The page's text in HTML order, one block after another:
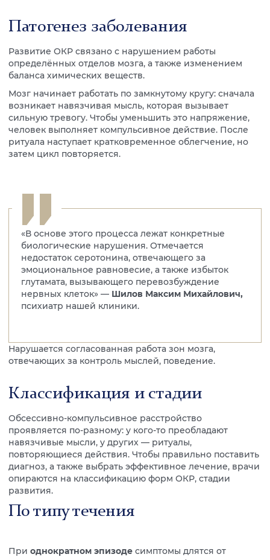
Патогенез заболевания
Развитие ОКР связано с нарушением работы
определённых отделов мозга, а также изменением
баланса химических веществ.
Мозг начинает работать по замкнутому кругу: сначала
возникает навязчивая мысль, которая вызывает
сильную тревогу. Чтобы уменьшить это напряжение,
человек выполняет компульсивное действие. После
ритуала наступает кратковременное облегчение, но
затем цикл повторяется.
«В основе этого процесса лежат конкретные
биологические нарушения. Отмечается
недостаток серотонина, отвечающего за
эмоциональное равновесие, а также избыток
глутамата, вызывающего перевозбуждение
нервных клеток» — Шилов Максим Михайлович,
психиатр нашей клиники.
Нарушается согласованная работа зон мозга,
отвечающих за контроль мыслей, поведение.
Классификация и стадии
Обсессивно-компульсивное расстройство
проявляется по-разному: у кого-то преобладают
навязчивые мысли, у других — ритуалы,
повторяющиеся действия. Чтобы правильно поставить
диагноз, а также выбрать эффективное лечение, врачи
опираются на классификацию форм ОКР, стадии
развития.
По типу течения
При однократном эпизоде симптомы длятся от